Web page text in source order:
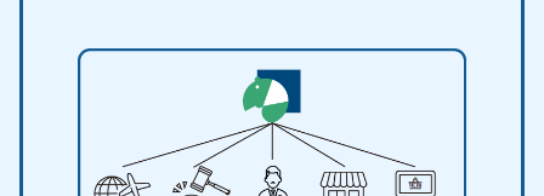
南古券／南高根／宮裏／宮浦／宮西／宮東／宮山／
向田／向山／もえぎケ丘／元散前／桃山台／薬師浦
／薬師前／焼野／屋敷裏／藪ケ洞／藪畔／山神／山
崎西／山ノ田／山ノ田腰／山ノ鼻／横町／林吾塚／
若宮／早稲田